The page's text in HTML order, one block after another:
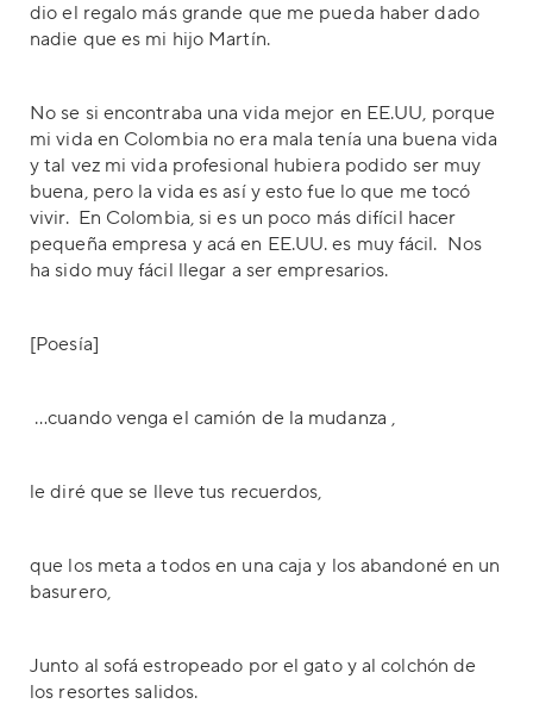
dio el regalo más grande que me pueda haber dado
nadie que es mi hijo Martín.
No se si encontraba una vida mejor en EE.UU, porque
mi vida en Colombia no era mala tenía una buena vida
y tal vez mi vida profesional hubiera podido ser muy
buena, pero la vida es así y esto fue lo que me tocó
vivir. En Colombia, si es un poco más difícil hacer
pequeña empresa y acá en EE.UU. es muy fácil. Nos
ha sido muy fácil llegar a ser empresarios.
[Poesía]
…cuando venga el camión de la mudanza ,
le diré que se lleve tus recuerdos,
que los meta a todos en una caja y los abandoné en un
basurero,
Junto al sofá estropeado por el gato y al colchón de
los resortes salidos.